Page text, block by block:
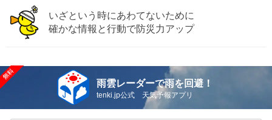
いざという時にあわてないために
確かな情報と行動で防災力アップ
雨雲レーダーで雨を回避！
tenki.jp公式 天気予報アプリ